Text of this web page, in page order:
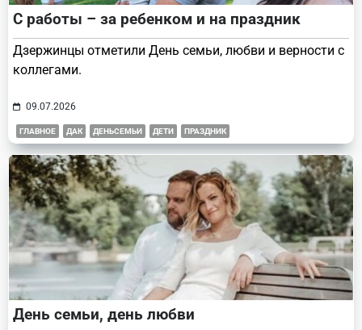
С работы – за ребенком и на праздник
Дзержинцы отметили День семьи, любви и верности с
коллегами.
09.07.2026
ГЛАВНОЕ ДАК ДЕНЬСЕМЬИ ДЕТИ ПРАЗДНИК
День семьи, день любви